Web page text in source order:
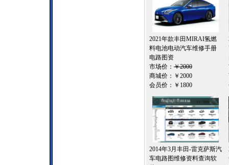
2021年款丰田MIRAI氢燃
料电池电动汽车维修手册
电路图资
市场价： ￥2000
商城价： ￥2000
会员价： ￥1800
2014年3月丰田-雷克萨斯汽
车电路图维修资料查询软